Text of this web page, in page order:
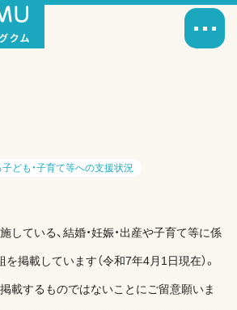
ども・子育て等への支援状況
している、結婚・妊娠・出産や子育て等に係
掲載しています（令和7年4月1日現在）。
載するものではないことにご留意願いま